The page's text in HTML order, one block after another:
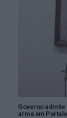
Governo
arma em